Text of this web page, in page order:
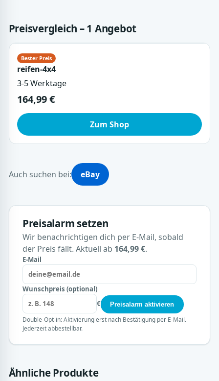
Preisvergleich – 1 Angebot
reifen-4x4
3-5 Werktage
164,99 €
Zum Shop
Auch suchen bei: eBay
Preisalarm setzen
Wir benachrichtigen dich per E-Mail, sobald
der Preis fällt. Aktuell ab 164,99 €.
E-Mail
Wunschpreis (optional)
€
Preisalarm aktivieren
Double-Opt-in: Aktivierung erst nach Bestätigung per E-Mail.
Jederzeit abbestellbar.
Ähnliche Produkte